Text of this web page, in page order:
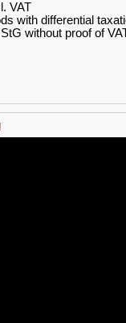
VAT
with differential
without proof of